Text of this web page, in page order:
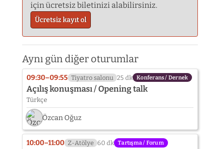
için ücretsiz biletinizi alabilirsiniz.
Ücretsiz kayıt ol
Aynı gün diğer oturumlar
09:30–09:55 Tiyatro salonu 25 dk Konferans / Dernek
Açılış konuşması / Opening talk
Türkçe
Özcan Oğuz
10:00–11:00 Z-Atölye 60 dk Tartışma / Forum